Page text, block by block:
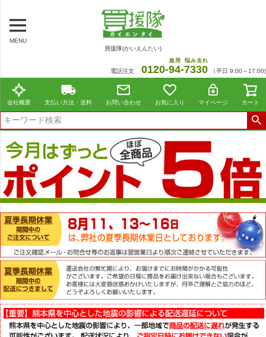
MENU
買援隊(かいえんたい)
電話注文 0120-94
急用
-7330
悩み去れ
（平日 9:00～17:00)
会社概要 支払い方法・送料 お問い合わせ お気に入り マイページ カート